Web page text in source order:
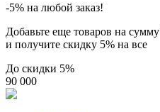
-5% на любой заказ!
Добавьте еще товаров на сумму
и получите скидку 5% на все
До скидки 5%
90 000